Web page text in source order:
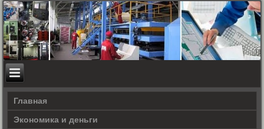
Главная
Экономика и деньги